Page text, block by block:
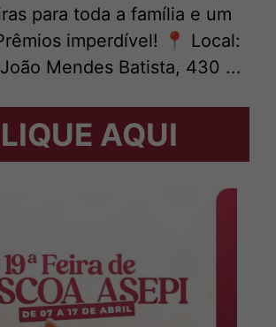
para toda a família e um
imperdível! 📍 Local:
Mendes Batista, 430 ...
AQUI